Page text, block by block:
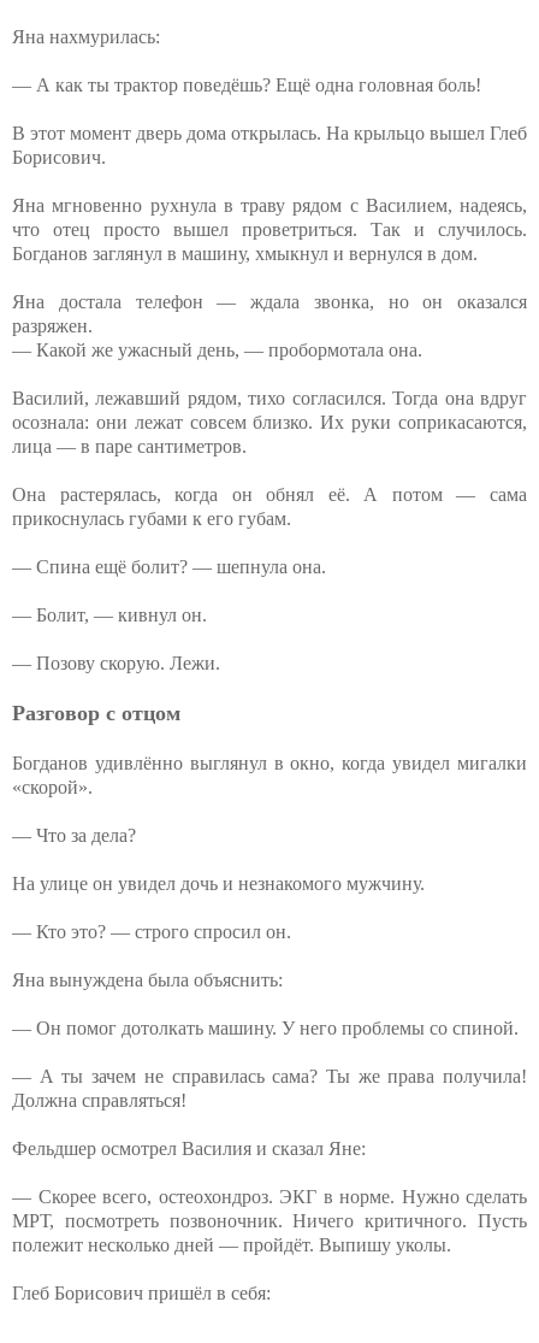
Яна нахмурилась:
— А как ты трактор поведёшь? Ещё одна головная боль!
В этот момент дверь дома открылась. На крыльцо вышел Глеб
Борисович.
Яна мгновенно рухнула в траву рядом с Василием, надеясь,
что отец просто вышел проветриться. Так и случилось.
Богданов заглянул в машину, хмыкнул и вернулся в дом.
Яна достала телефон — ждала звонка, но он оказался
разряжен.
— Какой же ужасный день, — пробормотала она.
Василий, лежавший рядом, тихо согласился. Тогда она вдруг
осознала: они лежат совсем близко. Их руки соприкасаются,
лица — в паре сантиметров.
Она растерялась, когда он обнял её. А потом — сама
прикоснулась губами к его губам.
— Спина ещё болит? — шепнула она.
— Болит, — кивнул он.
— Позову скорую. Лежи.
Разговор с отцом
Богданов удивлённо выглянул в окно, когда увидел мигалки
«скорой».
— Что за дела?
На улице он увидел дочь и незнакомого мужчину.
— Кто это? — строго спросил он.
Яна вынуждена была объяснить:
— Он помог дотолкать машину. У него проблемы со спиной.
— А ты зачем не справилась сама? Ты же права получила!
Должна справляться!
Фельдшер осмотрел Василия и сказал Яне:
— Скорее всего, остеохондроз. ЭКГ в норме. Нужно сделать
МРТ, посмотреть позвоночник. Ничего критичного. Пусть
полежит несколько дней — пройдёт. Выпишу уколы.
Глеб Борисович пришёл в себя: